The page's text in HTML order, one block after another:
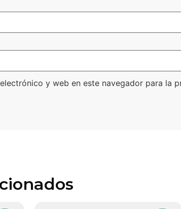
y web en este navegador para la